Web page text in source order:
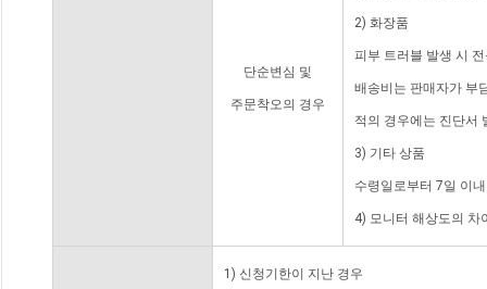
단순변심 및
주문착오의 경우
2) 화장품
피부 트러블 발생 시
배송비는 판매자가 부
적의 경우에는 진단서
3) 기타 상품
수령일로부터 7일 이
4) 모니터 해상도의 차
1) 신청기한이 지난 경우